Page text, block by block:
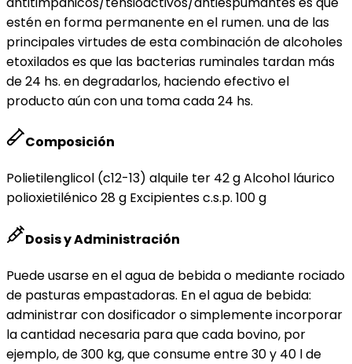
estén en forma permanente en el rumen. una de las
principales virtudes de esta combinación de alcoholes
etoxilados es que las bacterias ruminales tardan más
de 24 hs. en degradarlos, haciendo efectivo el
producto aún con una toma cada 24 hs.
Composición
Polietilenglicol (c12-13) alquile ter 42 g Alcohol láurico
polioxietilénico 28 g Excipientes c.s.p. 100 g
Dosis y Administración
Puede usarse en el agua de bebida o mediante rociado
de pasturas empastadoras. En el agua de bebida:
administrar con dosificador o simplemente incorporar
la cantidad necesaria para que cada bovino, por
ejemplo, de 300 kg, que consume entre 30 y 40 l de